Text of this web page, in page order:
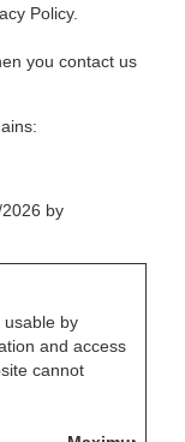
Policy.
you contact us
by
usable by
and access
cannot